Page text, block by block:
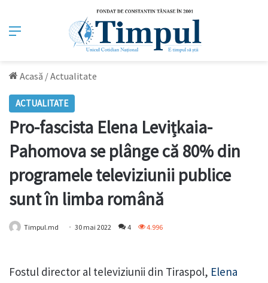
Meniu
Acasă /Actualitate
ACTUALITATE
Pro-fascista Elena Levițkaia-
Pahomova se plânge că 80% din
programele televiziunii publice
sunt în limba română
Timpul.md 30 mai 2022 4 4.996
Fostul director al televiziunii din Tiraspol, Elena